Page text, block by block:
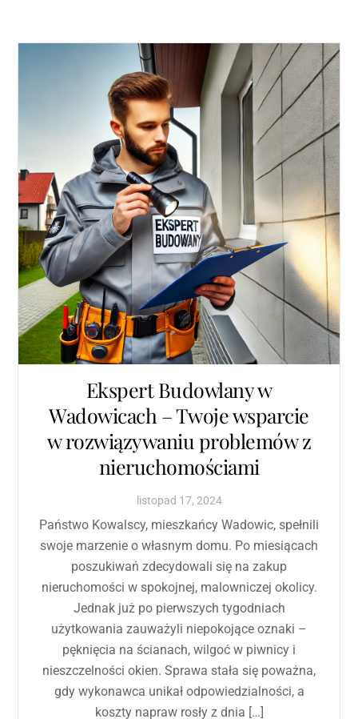
Ekspert Budowlany w
Wadowicach – Twoje wsparcie
w rozwiązywaniu problemów z
nieruchomościami
listopad 17, 2024
Państwo Kowalscy, mieszkańcy Wadowic, spełnili
swoje marzenie o własnym domu. Po miesiącach
poszukiwań zdecydowali się na zakup
nieruchomości w spokojnej, malowniczej okolicy.
Jednak już po pierwszych tygodniach
użytkowania zauważyli niepokojące oznaki –
pęknięcia na ścianach, wilgoć w piwnicy i
nieszczelności okien. Sprawa stała się poważna,
gdy wykonawca unikał odpowiedzialności, a
koszty napraw rosły z dnia […]